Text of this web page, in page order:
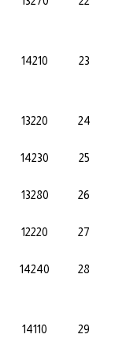
23
14210
24
13220
25
14230
26
13280
27
12220
28
14240
29
14110